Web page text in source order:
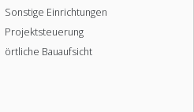
Sonstige Einrichtungen
Projektsteuerung
örtliche Bauaufsicht